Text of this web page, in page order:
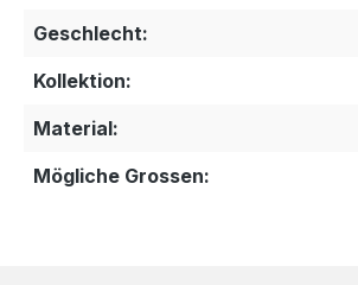
Geschlecht:
Kollektion:
Material:
Mögliche Grossen: